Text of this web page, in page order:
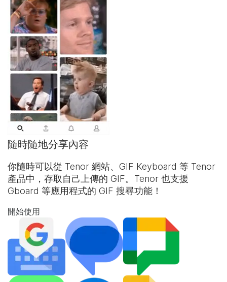
隨時隨地分享內容
你隨時可以從 Tenor 網站、 GIF Keyboard 等 Tenor
產品中，存取自己上傳的 GIF。Tenor 也支援
Gboard 等應用程式的 GIF 搜尋功能！
開始使用